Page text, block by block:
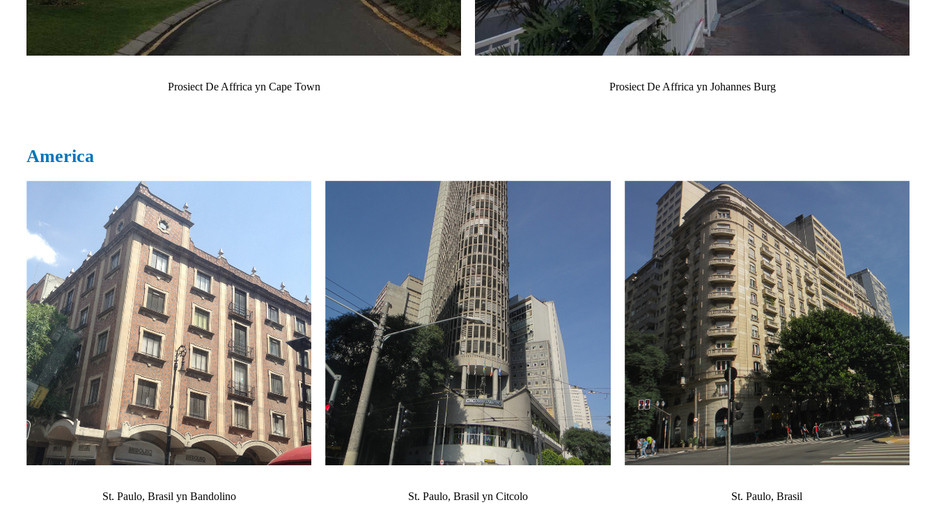
Prosiect De Affrica yn Cape Town Prosiect De Affrica yn Johannes Burg
America
St. Paulo, Brasil yn Bandolino St. Paulo, Brasil yn Citcolo St. Paulo, Brasil